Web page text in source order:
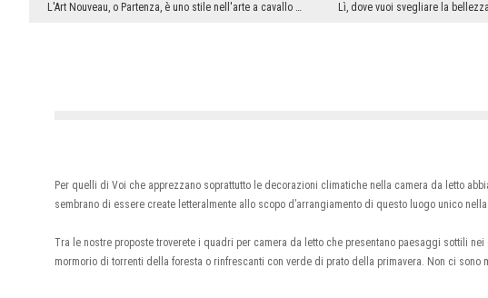
L'Art Nouveau, o Partenza, è uno stile nell'arte a cavallo tra il XIX e il XX secolo, che - nel c...
Per quelli di Voi che apprezzano soprattutto le decorazioni climatiche nella camera da letto
sembrano di essere create letteralmente allo scopo d’arrangiamento di questo luogo unico
Tra le nostre proposte troverete i quadri per camera da letto che presentano paesaggi sottili
mormorio di torrenti della foresta o rinfrescanti con verde di prato della primavera. Non ci